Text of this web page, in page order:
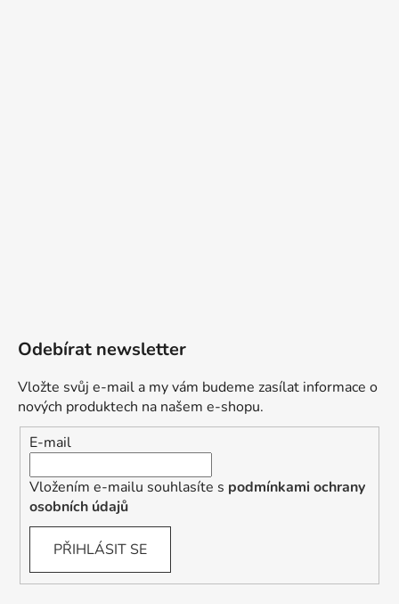
Odebírat newsletter
Vložte svůj e-mail a my vám budeme zasílat informace o
nových produktech na našem e-shopu.
E-mail
Vložením e-mailu souhlasíte s podmínkami ochrany
osobních údajů
PŘIHLÁSIT SE